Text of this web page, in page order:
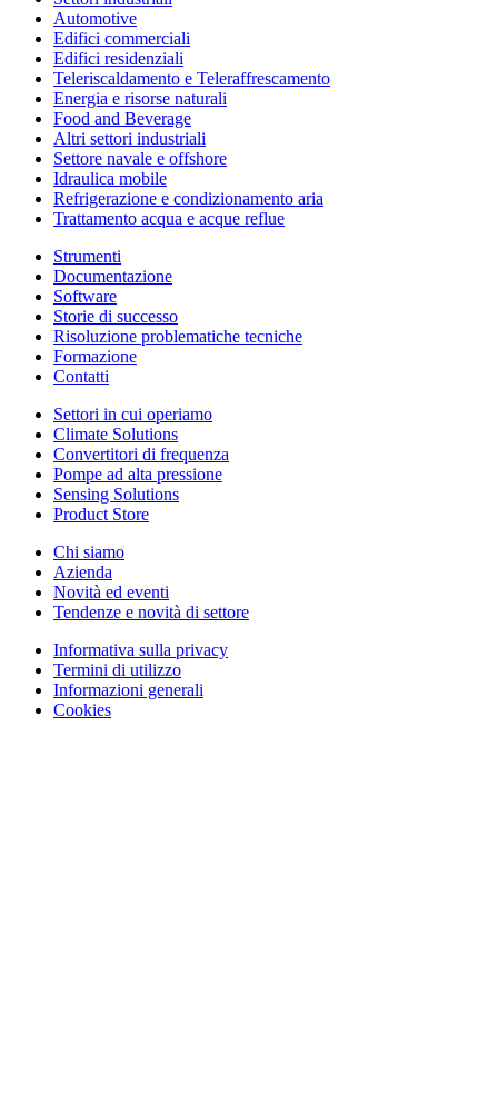
Automotive
Edifici commerciali
Edifici residenziali
Teleriscaldamento e Teleraffrescamento
Energia e risorse naturali
Food and Beverage
Altri settori industriali
Settore navale e offshore
Idraulica mobile
Refrigerazione e condizionamento aria
Trattamento acqua e acque reflue
Strumenti
Documentazione
Software
Storie di successo
Risoluzione problematiche tecniche
Formazione
Contatti
Settori in cui operiamo
Climate Solutions
Convertitori di frequenza
Pompe ad alta pressione
Sensing Solutions
Product Store
Chi siamo
Azienda
Novità ed eventi
Tendenze e novità di settore
Informativa sulla privacy
Termini di utilizzo
Informazioni generali
Cookies